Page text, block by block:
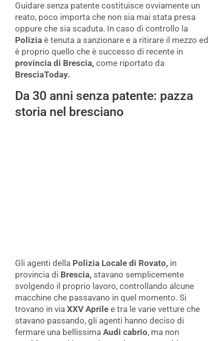
Guidare senza patente costituisce ovviamente un
reato, poco importa che non sia mai stata presa
oppure che sia scaduta. In caso di controllo la
Polizia è tenuta a sanzionare e a ritirare il mezzo ed
è proprio quello che è successo di recente in
provincia di Brescia, come riportato da
BresciaToday.
Da 30 anni senza patente: pazza
storia nel bresciano
Gli agenti della Polizia Locale di Rovato, in
provincia di Brescia, stavano semplicemente
svolgendo il proprio lavoro, controllando alcune
macchine che passavano in quel momento. Si
trovano in via XXV Aprile e tra le varie vetture che
stavano passando, gli agenti hanno deciso di
fermare una bellissima Audi cabrio, ma non